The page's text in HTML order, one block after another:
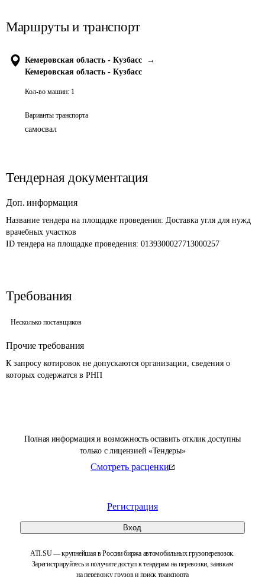
Полная информация и возможность оставить отклик доступны
только с лицензией «Тендеры»
Смотреть расценки
Регистрация
Вход
ATI.SU — крупнейшая в России биржа автомобильных грузоперевозок.
Зарегистрируйтесь и получите доступ к тендерам на перевозки, заявкам
на перевозку грузов и поиск транспорта
Маршруты и транспорт
Кемеровская область - Кузбасс
→
Кемеровская область - Кузбасс
Кол-во машин: 1
Варианты транспорта
самосвал
Тендерная документация
Доп. информация
Название тендера на площадке проведения: Доставка угля для нужд
врачебных участков
ID тендера на площадке проведения: 0139300027713000257
Требования
Несколько поставщиков
Прочие требования
К запросу котировок не допускаются организации, сведения о
которых содержатся в РНП